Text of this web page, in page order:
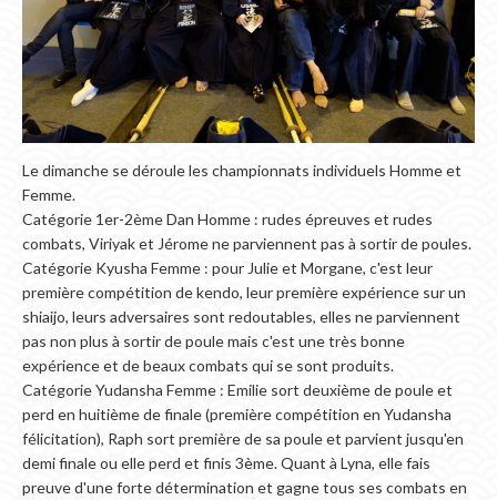
Le dimanche se déroule les championnats individuels Homme et
Femme.
Catégorie 1er-2ème Dan Homme : rudes épreuves et rudes
combats, Viriyak et Jérome ne parviennent pas à sortir de poules.
Catégorie Kyusha Femme : pour Julie et Morgane, c'est leur
première compétition de kendo, leur première expérience sur un
shiaijo, leurs adversaires sont redoutables, elles ne parviennent
pas non plus à sortir de poule mais c'est une très bonne
expérience et de beaux combats qui se sont produits.
Catégorie Yudansha Femme : Emilie sort deuxième de poule et
perd en huitième de finale (première compétition en Yudansha
félicitation), Raph sort première de sa poule et parvient jusqu'en
demi finale ou elle perd et finis 3ème. Quant à Lyna, elle fais
preuve d'une forte détermination et gagne tous ses combats en